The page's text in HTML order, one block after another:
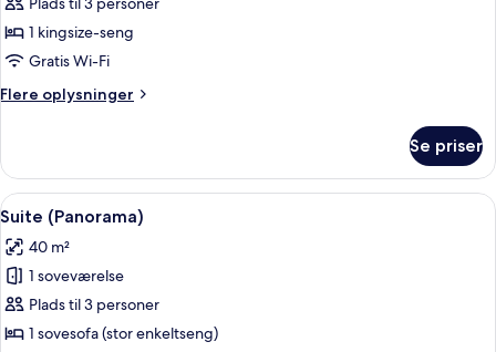
dobbeltværelse
1 kingsize-seng
Gratis Wi-Fi
Flere oplysninger
Flere
dobbeltværelse
Se priser
Indlæs
alle
billeder
af
Suite
(Panorama)
Et værelse med udsigt til by og hav,
6
Suite (Panorama)
40 m²
1 soveværelse
Plads til 3 personer
1 sovesofa (stor enkeltseng)